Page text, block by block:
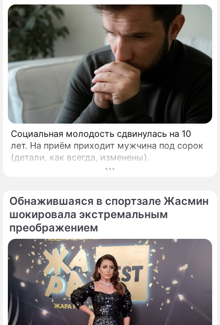
Социальная молодость сдвинулась на 10
лет. На приём приходит мужчина под сорок
(детали, как всегда, изменены).
Обнажившаяся в спортзале Жасмин
шокировала экстремальным
преображением